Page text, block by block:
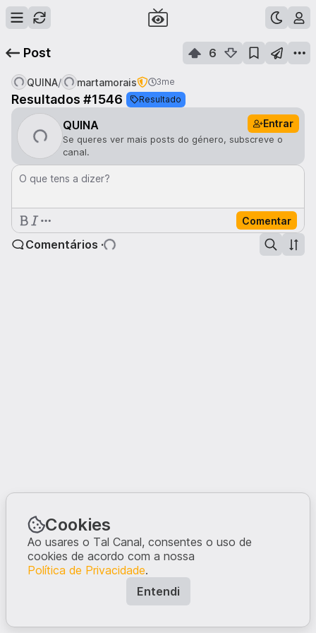
Post 6
QUINA/ martamorais 3me
Resultados #1546 Resultado
QUINA Entrar
Se queres ver mais posts do género, subscreve o
canal.
O que tens a dizer?
Comentar
Comentários ·
Cookies
Ao usares o Tal Canal, consentes o uso de
cookies de acordo com a nossa
Política de Privacidade.
Entendi